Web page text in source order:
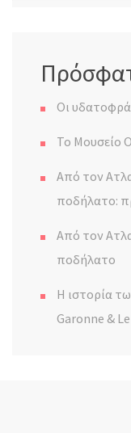
Οι
Το Μουσείο
Από τον
ποδήλατο:
Από τον
ποδήλατο
Η ιστορία
Garonne &